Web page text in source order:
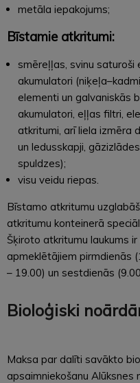
metāla iepakojums;
Bīstamie atkritumi:
smēreļļas, svinu saturoši
akumulatori
elementi un galvaniskās
akumulatori, eļļas filtri,
atkritumi, arī liela izmēra
un ledusskapji,
spuldzes);
visu veidu riepas.
Bīstamo atkritumu
atkritumu konteinerā
Šķiroto atkritumu laukums
apmeklētājiem pirmdienās
– 19.00) un sestdienās
Bioloģiski
Maksa par dalīti savākto
apsaimniekošanu